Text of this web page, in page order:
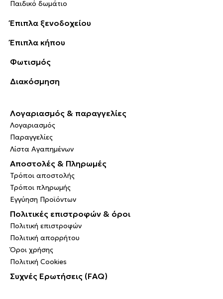
Παιδικό δωμάτιο
Έπιπλα ξενοδοχείου
Έπιπλα κήπου
Φωτισμός
Διακόσμηση
Λογαριασμός & παραγγελίες
Λογαριασμός
Παραγγελίες
Λίστα Αγαπημένων
Αποστολές & Πληρωμές
Τρόποι αποστολής
Τρόποι πληρωμής
Εγγύηση Προϊόντων
Πολιτικές επιστροφών & όροι
Πολιτική επιστροφών
Πολιτική απορρήτου
Όροι χρήσης
Πολιτική Cookies
Συχνές Ερωτήσεις (FAQ)